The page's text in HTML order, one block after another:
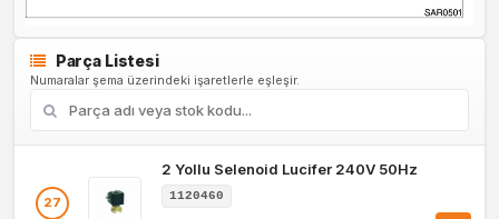
Parça Listesi
Numaralar şema üzerindeki işaretlerle eşleşir.
27
2 Yollu Selenoid Lucifer 240V 50Hz
1120460